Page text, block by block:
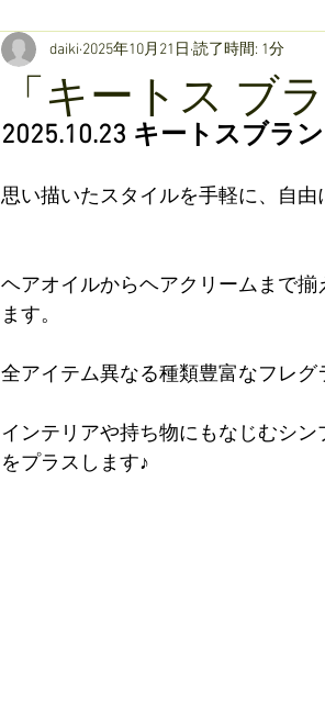
オリジナルヘアケア クリレージュ
「キートス ブ
daiki 2025年10月21日 読了時間: 1分
2025.10.23 キートスブラ
思い描いたスタイルを手軽に、自
ヘアオイルからヘアクリームまで
ます。
全アイテム異なる種類豊富なフレ
インテリアや持ち物にもなじむシ
をプラスします♪